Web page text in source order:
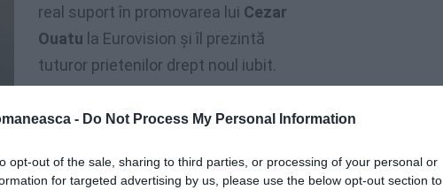
- Do Not Process My Personal Information
opt-out of the sale, sharing to third parties, or processing of your personal or
for targeted advertising by us, please use the below opt-out section to
real suport în promovarea lui Cezar
Ouatu la Eurovision şi îl prezintă
tuturor prietenilor drept noul iubit.
După 17 ani de căsnicie, Angela
în urmă cu câteva luni. Recent,
de Cezar Ouatu, reprezentantul